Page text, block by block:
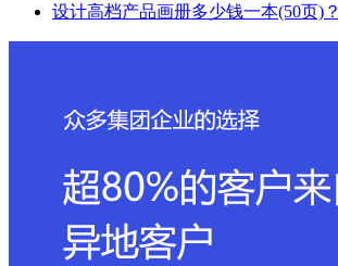
设计高档产品画册多少钱一本(50页)？